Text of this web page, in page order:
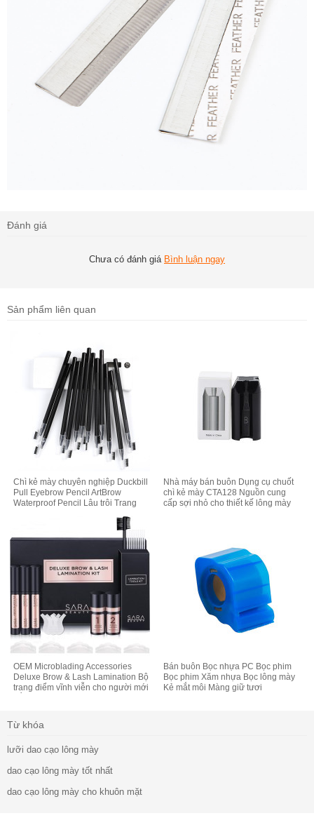
Đánh giá
Chưa có đánh giá Bình luận ngay
Sản phẩm liên quan
Chì kẻ mày chuyên nghiệp Duckbill
Pull Eyebrow Pencil ArtBrow
Waterproof Pencil Lâu trôi Trang
Nhà máy bán buôn Dụng cụ chuốt
chì kẻ mày CTA128 Nguồn cung
cấp sợi nhỏ cho thiết kế lông mày
OEM Microblading Accessories
Deluxe Brow & Lash Lamination Bộ
trang điểm vĩnh viễn cho người mới
Bán buôn Bọc nhựa PC Bọc phim
Bọc phim Xăm nhựa Bọc lông mày
Kẻ mắt môi Màng giữ tươi
Từ khóa
lưỡi dao cạo lông mày
dao cạo lông mày tốt nhất
dao cạo lông mày cho khuôn mặt